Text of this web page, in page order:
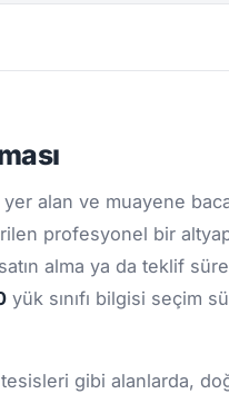
alan ve muayene
profesyonel bir
alma ya da teklif
yük sınıfı bilgisi seçim
gibi alanlarda,